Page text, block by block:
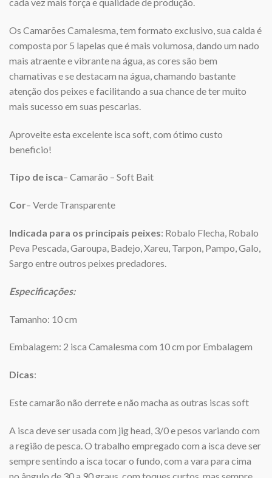
Os Camarões Camalesma, tem formato exclusivo, sua calda é
composta por 5 lapelas que é mais volumosa, dando um nado
mais atraente e vibrante na água, as cores são bem
chamativas e se destacam na água, chamando bastante
atenção dos peixes e facilitando a sua chance de ter muito
mais sucesso em suas pescarias.
Aproveite esta excelente isca soft, com ótimo custo
beneficio!
Tipo de isca– Camarão – Soft Bait
Cor– Verde Transparente
Indicada para os principais peixes: Robalo Flecha, Robalo
Peva Pescada, Garoupa, Badejo, Xareu, Tarpon, Pampo, Galo,
Sargo entre outros peixes predadores.
Especificações:
Tamanho: 10 cm
Embalagem: 2 isca Camalesma com 10 cm por Embalagem
Dicas:
Este camarão não derrete e não macha as outras iscas soft
A isca deve ser usada com jig head, 3/0 e pesos variando com
a região de pesca. O trabalho empregado com a isca deve ser
sempre sentindo a isca tocar o fundo, com a vara para cima